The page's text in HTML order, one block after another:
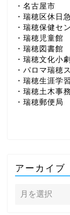
・名古屋市
・瑞穂区休日
・瑞穂保健セ
・瑞穂児童館
・瑞穂図書館
・瑞穂文化小
・パロマ瑞穂
・瑞穂生涯学
・瑞穂土木事
・瑞穂郵便局
アーカイブ